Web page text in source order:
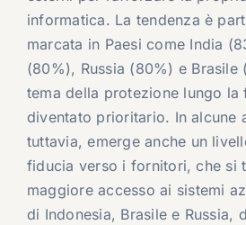
informatica. La tendenza è
marcata in Paesi come India
(80%), Russia (80%) e Brasile
tema della protezione lungo la
diventato prioritario. In alcune
tuttavia, emerge anche un
fiducia verso i fornitori, che si
maggiore accesso ai sistemi
di Indonesia, Brasile e Russia,